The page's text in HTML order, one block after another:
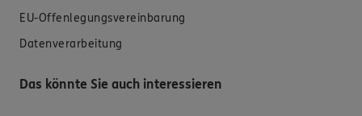
EU-Offenlegungsvereinbarung
Datenverarbeitung
Das könnte Sie auch interessieren